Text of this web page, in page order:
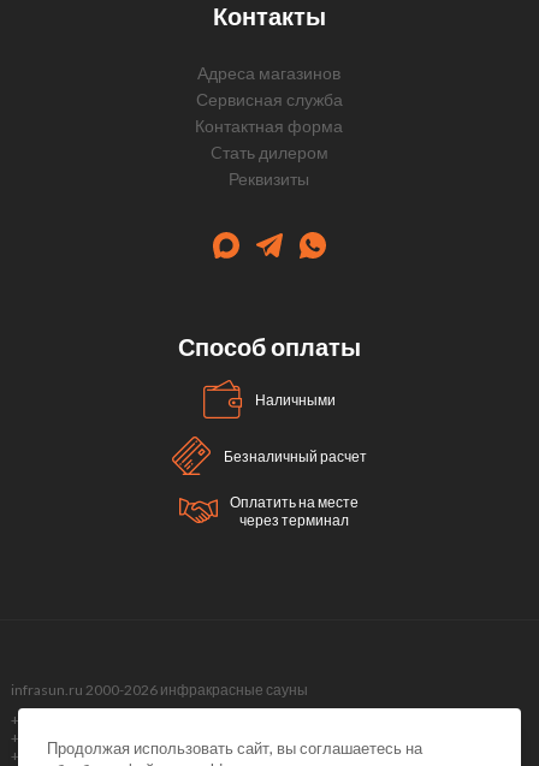
Контакты
Адреса магазинов
Сервисная служба
Контактная форма
Cтать дилером
Реквизиты
Способ оплаты
Наличными
Безналичный расчет
Оплатить на месте
через терминал
infrasun.ru 2000-2026 инфракрасные сауны
+7 (499) 495-40-51,
+7 (499) 288-09-98 ,
+7 (495) 374-51-40
Продолжая использовать сайт, вы соглашаетесь на